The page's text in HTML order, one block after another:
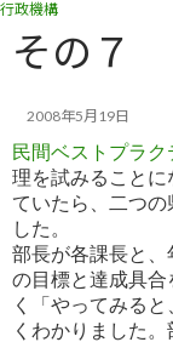
コ
ス
キ
ッ
ナ
ン
に
移
行政機構
その７
2008年5月19日
民間ベストプラク
理を試みることに
ていた ら、二つ
した。
部長が各課長と
の目標と達成具
く
「やってみる
くわかりました